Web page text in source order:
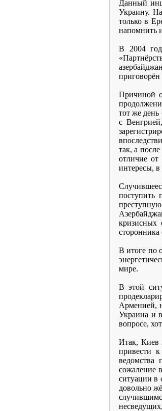
Данный
Украину.
только в
напомнить
В 2004
Причиной
тот же
с
так, а
отличие
интересы, в
поступить
кризисных
сторонника
В итоге по
мире.
В этой
Арменией,
Украина и
вопросе,
Итак, Киев
привести
ведомства
сожаление
ситуации в
довольно